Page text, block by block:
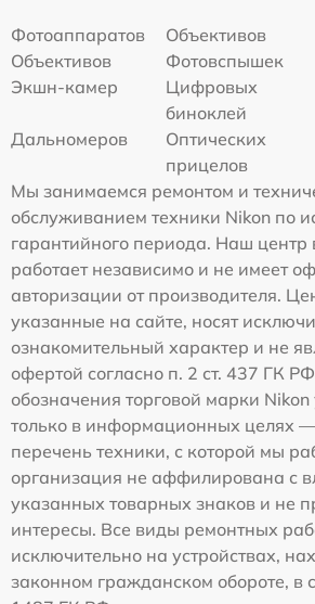
Фотоаппаратов
Объективов
Объективов
Фотовспышек
Экшн-камер
Цифровых
биноклей
Дальномеров
Оптических
прицелов
Мы занимаемся ремонтом и
обслуживанием техники Nikon по
гарантийного периода. Наш центр
работает независимо и не имеет
авторизации от производителя.
указанные на сайте, носят
ознакомительный характер и не
офертой согласно п. 2 ст. 437 ГК
обозначения торговой марки
только в информационных целях —
перечень техники, с которой мы
организация не аффилирована с
указанных товарных знаков и не
интересы. Все виды ремонтных
исключительно на устройствах,
законном гражданском обороте, в